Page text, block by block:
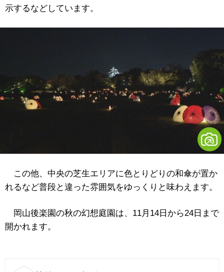
示するなどしています。
この他、中央の芝生エリアに色とりどりの和傘が置か
れるなど普段と違った雰囲気をゆっくりと味わえます。
岡山後楽園の秋の幻想庭園は、11月14日から24日まで
開かれます。